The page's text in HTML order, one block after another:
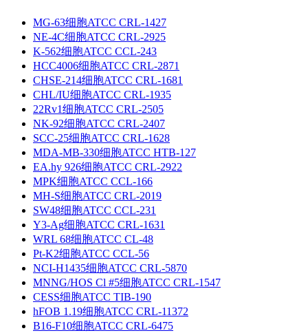
MG-63细胞ATCC CRL-1427
NE-4C细胞ATCC CRL-2925
K-562细胞ATCC CCL-243
HCC4006细胞ATCC CRL-2871
CHSE-214细胞ATCC CRL-1681
CHL/IU细胞ATCC CRL-1935
22Rv1细胞ATCC CRL-2505
NK-92细胞ATCC CRL-2407
SCC-25细胞ATCC CRL-1628
MDA-MB-330细胞ATCC HTB-127
EA.hy 926细胞ATCC CRL-2922
MPK细胞ATCC CCL-166
MH-S细胞ATCC CRL-2019
SW48细胞ATCC CCL-231
Y3-Ag细胞ATCC CRL-1631
WRL 68细胞ATCC CL-48
Pt-K2细胞ATCC CCL-56
NCI-H1435细胞ATCC CRL-5870
MNNG/HOS Cl #5细胞ATCC CRL-1547
CESS细胞ATCC TIB-190
hFOB 1.19细胞ATCC CRL-11372
B16-F10细胞ATCC CRL-6475